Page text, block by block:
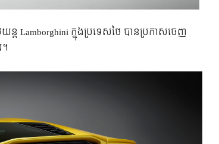
ត Lamborghini ក្នុងប្រទេសថៃ បានប្រកាសចេញ